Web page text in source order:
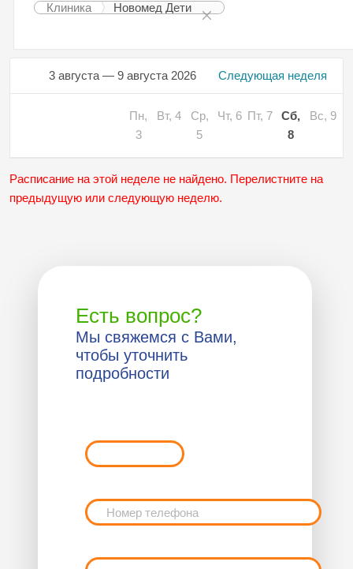
Клиника Новомед Дети
Следующая неделя
3 августа — 9 августа 2026
Пн,
3
Вт, 4
Ср,
5
Чт, 6 Пт, 7
Сб,
8
Вс, 9
Расписание на этой неделе не найдено. Перелистните на
предыдущую или следующую неделю.
Есть вопрос?
Мы свяжемся с Вами,
чтобы уточнить
подробности